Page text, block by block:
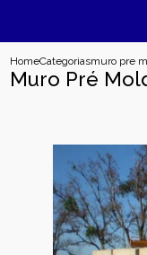
HomeCategoriasmuro pre
Muro Pré